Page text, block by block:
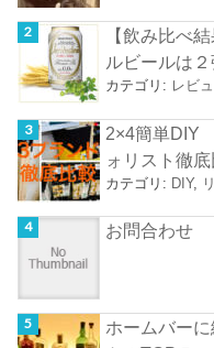
【飲み比べ
ルビールは
カテゴリ: レビ
2×4簡単DIY
ォリスト徹
カテゴリ: DIY,
お問合わせ
ホームバー